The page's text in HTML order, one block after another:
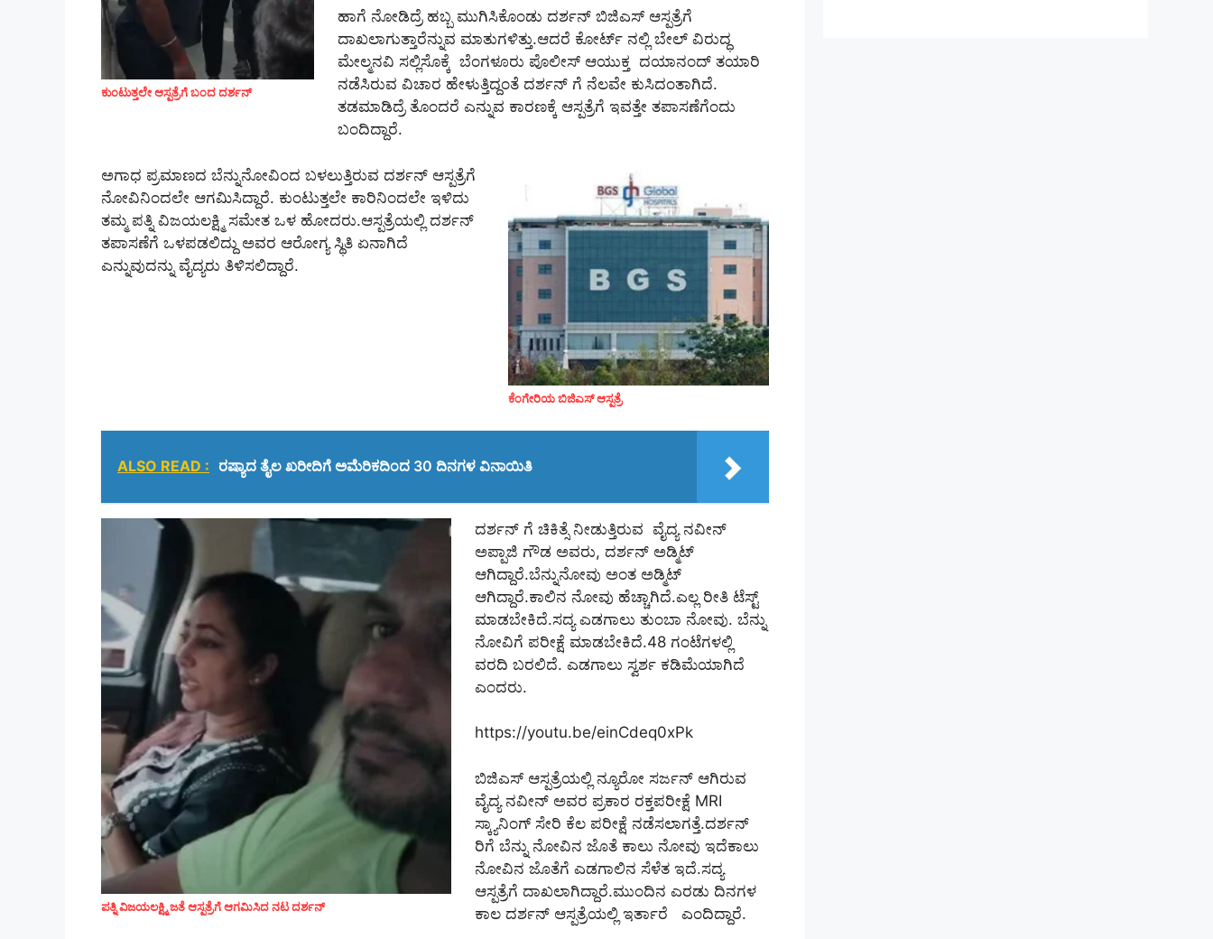
ಕುಂಟುತ್ತಲೇ ಆಸ್ಪತ್ರೆಗೆ ಬಂದ ದರ್ಶನ್‌
ಹಾಗೆ ನೋಡಿದ್ರೆ ಹಬ್ಬ ಮುಗಿಸಿಕೊಂಡು ದರ್ಶನ್‌ ಬಿಜಿಎಸ್‌ ಆಸ್ಪತ್ರೆಗೆ
ದಾಖಲಾಗುತ್ತಾರೆನ್ನುವ ಮಾತುಗಳಿತ್ತು.ಆದರೆ ಕೋರ್ಟ್‌ ನಲ್ಲಿ ಬೇಲ್‌ ವಿರುದ್ಧ
ಮೇಲ್ಮನವಿ ಸಲ್ಲಿಸೊಕ್ಕೆ ಬೆಂಗಳೂರು ಪೊಲೀಸ್‌ ಆಯುಕ್ತ ದಯಾನಂದ್‌ ತಯಾರಿ
ನಡೆಸಿರುವ ವಿಚಾರ ಹೇಳುತ್ತಿದ್ದಂತೆ ದರ್ಶನ್‌ ಗೆ ನೆಲವೇ ಕುಸಿದಂತಾಗಿದೆ.
ತಡಮಾಡಿದ್ರೆ ತೊಂದರೆ ಎನ್ನುವ ಕಾರಣಕ್ಕೆ ಆಸ್ಪತ್ರೆಗೆ ಇವತ್ತೇ ತಪಾಸಣೆಗೆಂದು
ಬಂದಿದ್ದಾರೆ.
ಕೆಂಗೇರಿಯ ಬಿಜಿಎಸ್‌ ಆಸ್ಪತ್ರೆ
ಅಗಾಧ ಪ್ರಮಾಣದ ಬೆನ್ನುನೋವಿಂದ ಬಳಲುತ್ತಿರುವ ದರ್ಶನ್‌ ಆಸ್ಪತ್ರೆಗೆ
ನೋವಿನಿಂದಲೇ ಆಗಮಿಸಿದ್ದಾರೆ. ಕುಂಟುತ್ತಲೇ ಕಾರಿನಿಂದಲೇ ಇಳಿದು
ತಮ್ಮ ಪತ್ನಿ ವಿಜಯಲಕ್ಷ್ಮಿ ಸಮೇತ ಒಳ ಹೋದರು.ಆಸ್ಪತ್ರೆಯಲ್ಲಿ ದರ್ಶನ್‌
ತಪಾಸಣೆಗೆ ಒಳಪಡಲಿದ್ದು ಅವರ ಆರೋಗ್ಯ ಸ್ಥಿತಿ ಏನಾಗಿದೆ
ಎನ್ನುವುದನ್ನು ವೈದ್ಯರು ತಿಳಿಸಲಿದ್ದಾರೆ.
ALSO READ : ರಷ್ಯಾದ ತೈಲ ಖರೀದಿಗೆ ಅಮೆರಿಕದಿಂದ 30 ದಿನಗಳ ವಿನಾಯಿತಿ
ಪತ್ನಿ ವಿಜಯಲಕ್ಷ್ಮಿ ಜತೆ ಆಸ್ಪತ್ರೆಗೆ ಆಗಮಿಸಿದ ನಟ ದರ್ಶನ್
ದರ್ಶನ್‌ ಗೆ ಚಿಕಿತ್ಸೆ ನೀಡುತ್ತಿರುವ ವೈದ್ಯ ನವೀನ್
ಅಪ್ಪಾಜಿ ಗೌಡ ಅವರು, ದರ್ಶನ್ ಅಡ್ಮಿಟ್
ಆಗಿದ್ದಾರೆ.ಬೆನ್ನುನೋವು ಅಂತ ಅಡ್ಮಿಟ್
ಆಗಿದ್ದಾರೆ.ಕಾಲಿನ ನೋವು ಹೆಚ್ಚಾಗಿದೆ.ಎಲ್ಲ ರೀತಿ ಟೆಸ್ಟ್
ಮಾಡಬೇಕಿದೆ.ಸದ್ಯ ಎಡಗಾಲು ತುಂಬಾ ನೋವು. ಬೆನ್ನು
ನೋವಿಗೆ ಪರೀಕ್ಷೆ ಮಾಡಬೇಕಿದೆ.48 ಗಂಟೆಗಳಲ್ಲಿ
ವರದಿ ಬರಲಿದೆ. ಎಡಗಾಲು ಸ್ವರ್ಶ ಕಡಿಮೆಯಾಗಿದೆ
ಎಂದರು.
https://youtu.be/einCdeq0xPk
ಬಿಜಿಎಸ್ ಆಸ್ಪತ್ರೆಯಲ್ಲಿ ನ್ಯೂರೋ ಸರ್ಜನ್ ಆಗಿರುವ
ವೈದ್ಯ ನವೀನ್‌ ಅವರ ಪ್ರಕಾರ ರಕ್ತಪರೀಕ್ಷೆ MRI
ಸ್ಕ್ಯಾನಿಂಗ್ ಸೇರಿ ಕೆಲ ಪರೀಕ್ಷೆ ನಡೆಸಲಾಗತ್ತೆ.ದರ್ಶನ್
ರಿಗೆ ಬೆನ್ನು ನೋವಿನ ಜೊತೆ ಕಾಲು ನೋವು ಇದೆಕಾಲು
ನೋವಿನ ಜೊತೆಗೆ ಎಡಗಾಲಿನ ಸೆಳೆತ ಇದೆ.ಸದ್ಯ
ಆಸ್ಪತ್ರೆಗೆ ದಾಖಲಾಗಿದ್ದಾರೆ.ಮುಂದಿನ ಎರಡು ದಿನಗಳ
ಕಾಲ ದರ್ಶನ್ ಆಸ್ಪತ್ರೆಯಲ್ಲಿ ಇರ್ತಾರೆ ಎಂದಿದ್ದಾರೆ.